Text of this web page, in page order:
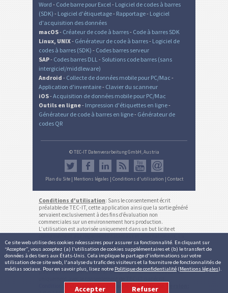
Ce site web utilise des cookies nécessaires pour assurer sa fonctionnalité. En cliquant sur
“Accepter”, vous acceptez (a) l'utilisation de cookies supplémentaires et (b) le transfert de
données à des tiers aux États-Unis. Cela implique le partage d'informations sur votre
utilisation de ce site web, l'analyse du trafic des visiteurs et la fourniture de fonctionnalités de
médias sociaux. Pour en savoir plus, lisez notre Politique de confidentialité (Mentions légales).
Accepter Refuser
Word - Code barre pour Excel- Logiciel de codes à barres
(SDK) - Logiciel d'étiquetage- Rapportage- Logiciel
d'acquisition des données
macOS- Créateur de code à barres- Code à barres SDK
Linux, UNIX- Générateur de code à barres- Logiciel de
codes à barres (SDK) - Codes barres serveur
SAP- Codes barres DLL- Solutions code barres (sans
intergiciel/middleware)
Android - Collecte de données mobile pour PC/Mac -
Application d'inventaire- Clavier du scanneur
iOS-Acquisition de données mobile pour PC/Mac
Outils en ligne- Impression d'étiquettes en ligne-
Générateur de code à barres en ligne- Générateur de
codes QR
© TEC-IT Datenverarbeitung GmbH, Austria
Plan du Site| Mentions légales | Conditions d'utilisation | Contact
Conditions d'utilisation: Sans le consentement écrit
préalable de TEC-IT, cette application ainsi que la sortie généré
servaient exclusivement à des fins d’évaluation non
commerciales sur un environnement hors production.
L’utilisation est autorisée uniquement dans un but licite et
fonctionnalité, exactitude et/ou la disponibilité continue de ce
service ou les résultats générés ne sont pas garantis. Les
comptes inactifs (pas de login pour plus de 12 mois) peuvent
être supprimés automatiquement sans préavis (ne s'applique
pas aux abonnements actifs). Usage commercial est autorisée
Conditions d'utilisation et politique de confidentialité